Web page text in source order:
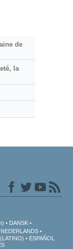
de
la
DANSK
NEDERLANDS
ESPAÑOL